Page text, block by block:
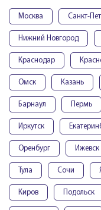
Москва Санкт-
Нижний Новгород
Краснодар
Омск Казань
Барнаул Пермь
Иркутск
Оренбург Ижевск
Тула Сочи
Киров Подольск